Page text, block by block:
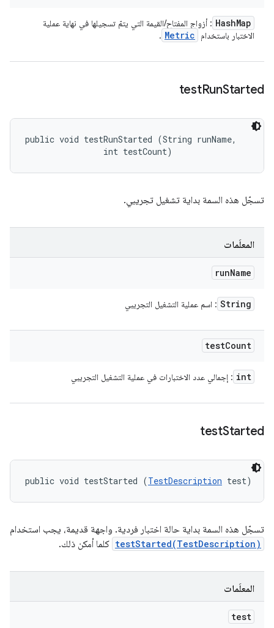
HashMap
: أزواج المفتاح/القيمة التي يتمّ تسجيلها في نهاية عملية
الاختبار باستخدام
Metric
.
testRunStarted
public void testRunStarted (String runName,
                int testCount)
تسجّل هذه السمة بداية تشغيل تجريبي.
المعلَمات
runName
String : اسم عملية التشغيل التجريبي
testCount
int : إجمالي عدد الاختبارات في عملية التشغيل التجريبي
testStarted
public void testStarted (TestDescription test)
تسجّل هذه السمة بداية حالة اختبار فردية. واجهة قديمة، يجب استخدام
testStarted(TestDescription) كلما أمكن ذلك.
المعلَمات
test